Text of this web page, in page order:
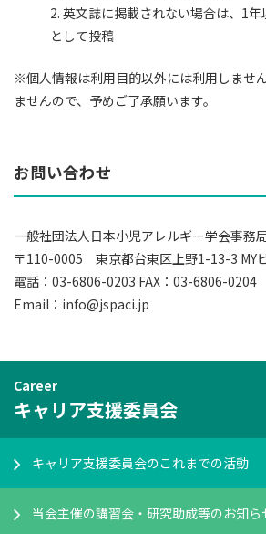
2. 英文誌に掲載されない場合は、1
として投稿
※個人情報は利用目的以外には利用しませ
ませんので、予めご了承願います。
お問い合わせ
一般社団法人日本小児アレルギー学会事務
〒110-0005 東京都台東区上野1-13-3 MY
電話：03-6806-0203 FAX：03-6806-0204
Email：info@jspaci.jp
Career
キャリア支援委員会
キャリア支援委員会のこれまでの活動
当会主催の講習会・研究助成等のお知ら